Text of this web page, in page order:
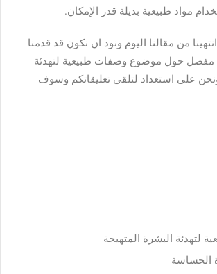
مواد طبيعية بديلة قدر الإمكان.
من مقالنا اليوم ونود ان نكون قد قدمنا
حول موضوع وصفات طبيعية لتهدئة
على استعداد لتلقي تعليقاتكم وسوف
لتهدئة البشرة المتهيجة
الحساسة